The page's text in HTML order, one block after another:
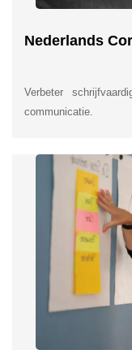
Nederlands
Verbeter
communicatie.